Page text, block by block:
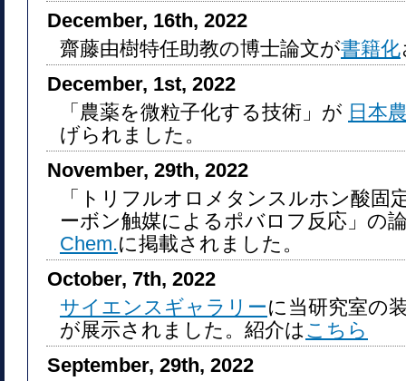
December, 16th, 2022
齋藤由樹特任助教の博士論文が書籍化
December, 1st, 2022
「農薬を微粒子化する技術」が 日本
げられました。
November, 29th, 2022
「トリフルオロメタンスルホン酸固
ーボン触媒によるポバロフ反応」の
Chem.に掲載されました。
October, 7th, 2022
サイエンスギャラリーに当研究室の
が展示されました。紹介は こちら
September, 29th, 2022